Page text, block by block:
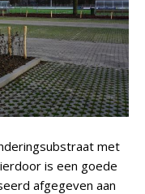
met
is een goede
afgegeven aan